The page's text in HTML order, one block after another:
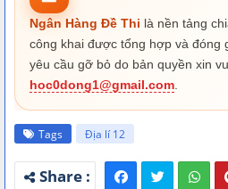
Ngân Hàng Đề Thi là nền tảng
công khai được tổng hợp và đóng
yêu cầu gỡ bỏ do bản quyền xin
hoc0dong1@gmail.com
Tags Địa lí 12